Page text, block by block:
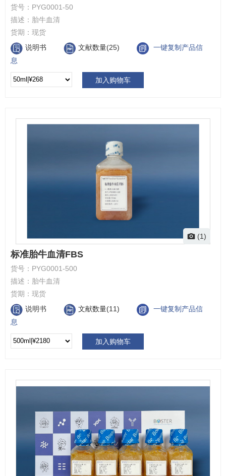
货号： PYG0001-50
描述： 胎牛血清
货期： 现货
说明书
文献数量(25)
一键复制产品信
息
加入购物车
(1)
标准胎牛血清FBS
货号： PYG0001-500
描述： 胎牛血清
货期： 现货
说明书
文献数量(11)
一键复制产品信
息
加入购物车